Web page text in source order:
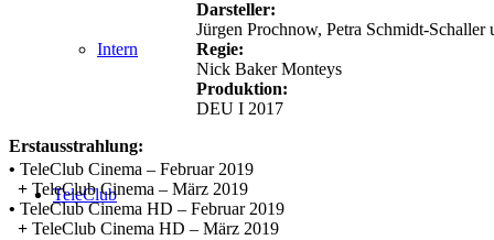
Intern
TeleClub
Darsteller:
Jürgen Prochnow, Petra Schmidt-Schaller
Regie:
Nick Baker Monteys
Produktion:
DEU I 2017
Erstausstrahlung:
• TeleClub Cinema – Februar 2019
+ TeleClub Cinema – März 2019
• TeleClub Cinema HD – Februar 2019
+ TeleClub Cinema HD – März 2019